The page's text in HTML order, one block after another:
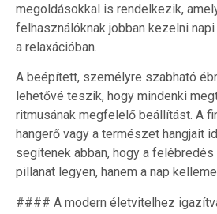
megoldásokkal is rendelkezik,
felhasználóknak jobban kezelni
a relaxációban.
A beépített, személyre szabható
lehetővé teszik, hogy mindenki
ritmusának megfelelő beállítást. A
hangerő vagy a természet hangjait
segítenek abban, hogy a
pillanat legyen, hanem a nap
#### A modern életvitelhez